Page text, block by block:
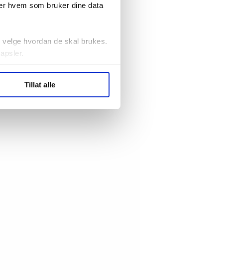
hvem som bruker dine data
hvordan de skal brukes.
statistikk.
Tillat alle